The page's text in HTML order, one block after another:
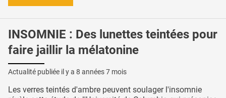
INSOMNIE : Des lunettes teintées pour
faire jaillir la mélatonine
Actualité publiée il y a 8 années 7 mois
Les verres teintés d'ambre peuvent soulager l'insomnie